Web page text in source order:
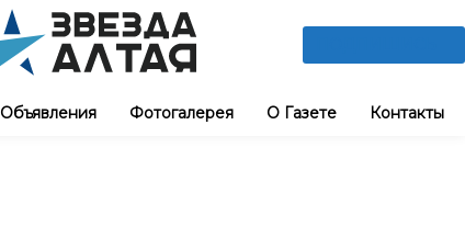
Объявления Фотогалерея О Газете Контакты